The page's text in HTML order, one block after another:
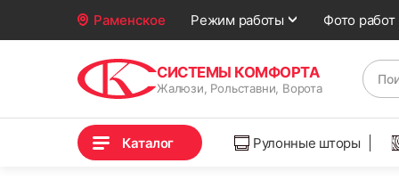
Раменское Режим работы Фото работ
СИСТЕМЫ КОМФОРТА
Жалюзи, Рольставни, Ворота
Каталог Рулонные шторы